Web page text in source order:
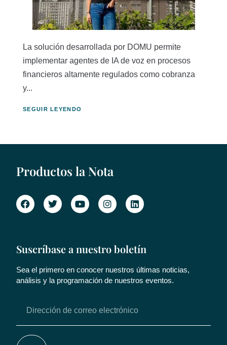
La solución desarrollada por DOMU permite
implementar agentes de IA de voz en procesos
financieros altamente regulados como cobranza
y...
SEGUIR LEYENDO
Productos la Nota
Suscríbase a nuestro boletín
Sea el primero en conocer nuestros últimas noticias,
análisis y la programación de nuestros eventos.